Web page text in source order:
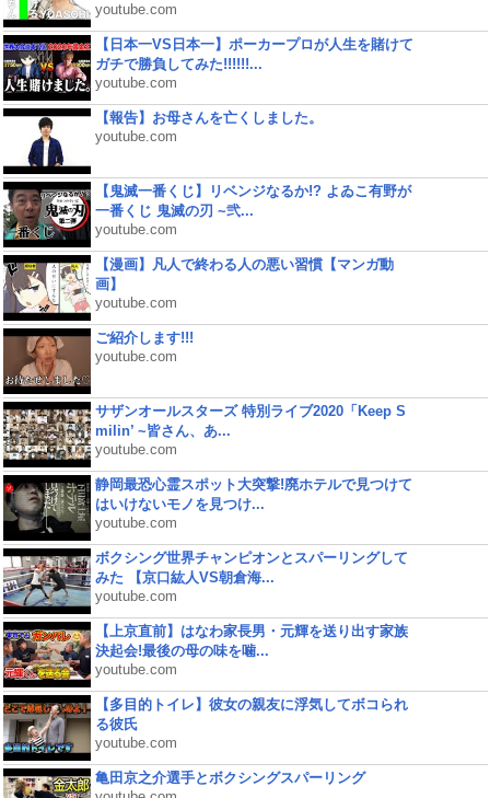
youtube.com
【日本一VS日本一】ポーカープロが人生を賭けて
ガチで勝負してみた!!!!!!...
youtube.com
【報告】お母さんを亡くしました。
youtube.com
【鬼滅一番くじ】リベンジなるか!? よゐこ有野が
一番くじ 鬼滅の刃 ~弐...
youtube.com
【漫画】凡人で終わる人の悪い習慣【マンガ動
画】
youtube.com
ご紹介します!!!
youtube.com
サザンオールスターズ 特別ライブ2020「Keep S
milin’ ~皆さん、あ...
youtube.com
静岡最恐心霊スポット大突撃!廃ホテルで見つけて
はいけないモノを見つけ...
youtube.com
ボクシング世界チャンピオンとスパーリングして
みた 【京口紘人VS朝倉海...
youtube.com
【上京直前】はなわ家長男・元輝を送り出す家族
決起会!最後の母の味を噛...
youtube.com
【多目的トイレ】彼女の親友に浮気してボコられ
る彼氏
youtube.com
亀田京之介選手とボクシングスパーリング